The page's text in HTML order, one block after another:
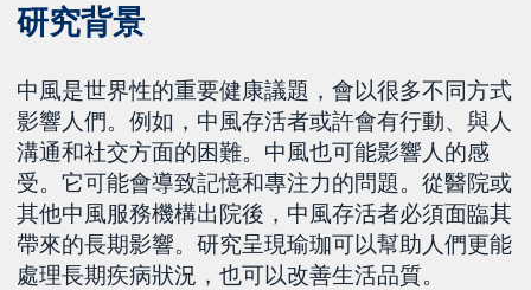
研究背景
中風是世界性的重要健康議題，會以很多不同方式
影響人們。例如，中風存活者或許會有行動、與人
溝通和社交方面的困難。中風也可能影響人的感
受。它可能會導致記憶和專注力的問題。從醫院或
其他中風服務機構出院後，中風存活者必須面臨其
帶來的長期影響。研究呈現瑜珈可以幫助人們更能
處理長期疾病狀況，也可以改善生活品質。